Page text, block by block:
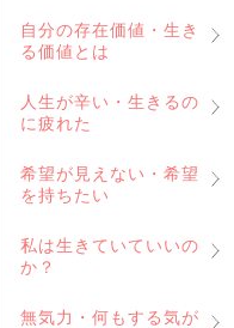
自分の存在価値・生き
る価値とは
人生が辛い・生きるの
に疲れた
希望が見えない・希望
を持ちたい
私は生きていていいの
か？
無気力・何もする気が